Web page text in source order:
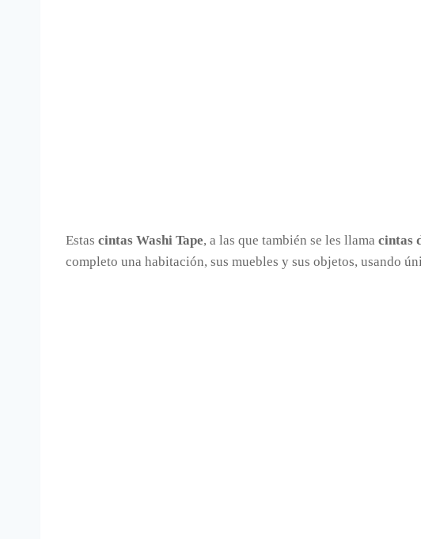
Estascintas Washi Tape, a las que también se les llamacintas
completo una habitación, sus muebles y sus objetos, usando